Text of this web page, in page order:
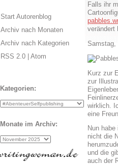
Falls ihr
verändert
Samstag,
Kurz zur
zur
wirklich.
eine
Nun
nicht die
und die
auch der
Start Autorenblog
Archiv nach Monaten
Archiv nach Kategorien
RSS 2.0 | Atom
Kategorien:
Monate im Archiv: